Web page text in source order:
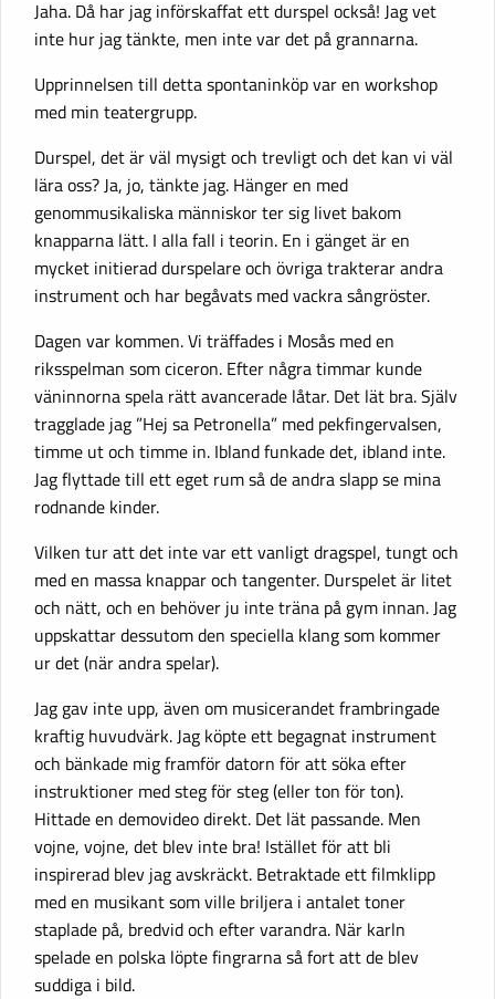
Jaha. Då har jag införskaffat ett durspel också! Jag vet
inte hur jag tänkte, men inte var det på grannarna.
Upprinnelsen till detta spontaninköp var en workshop
med min teatergrupp.
Durspel, det är väl mysigt och trevligt och det kan vi väl
lära oss? Ja, jo, tänkte jag. Hänger en med
genommusikaliska människor ter sig livet bakom
knapparna lätt. I alla fall i teorin. En i gänget är en
mycket initierad durspelare och övriga trakterar andra
instrument och har begåvats med vackra sångröster.
Dagen var kommen. Vi träffades i Mosås med en
riksspelman som ciceron. Efter några timmar kunde
väninnorna spela rätt avancerade låtar. Det lät bra. Själv
tragglade jag ”Hej sa Petronella” med pekfingervalsen,
timme ut och timme in. Ibland funkade det, ibland inte.
Jag flyttade till ett eget rum så de andra slapp se mina
rodnande kinder.
Vilken tur att det inte var ett vanligt dragspel, tungt och
med en massa knappar och tangenter. Durspelet är litet
och nätt, och en behöver ju inte träna på gym innan. Jag
uppskattar dessutom den speciella klang som kommer
ur det (när andra spelar).
Jag gav inte upp, även om musicerandet frambringade
kraftig huvudvärk. Jag köpte ett begagnat instrument
och bänkade mig framför datorn för att söka efter
instruktioner med steg för steg (eller ton för ton).
Hittade en demovideo direkt. Det lät passande. Men
vojne, vojne, det blev inte bra! Istället för att bli
inspirerad blev jag avskräckt. Betraktade ett filmklipp
med en musikant som ville briljera i antalet toner
staplade på, bredvid och efter varandra. När karln
spelade en polska löpte fingrarna så fort att de blev
suddiga i bild.